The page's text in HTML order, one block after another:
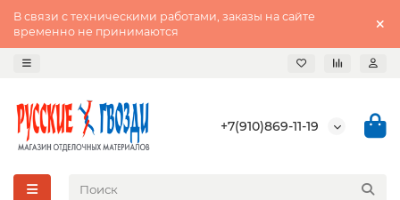
В связи с техническими работами, заказы на сайте
временно не принимаются
+7(910)869-11-19